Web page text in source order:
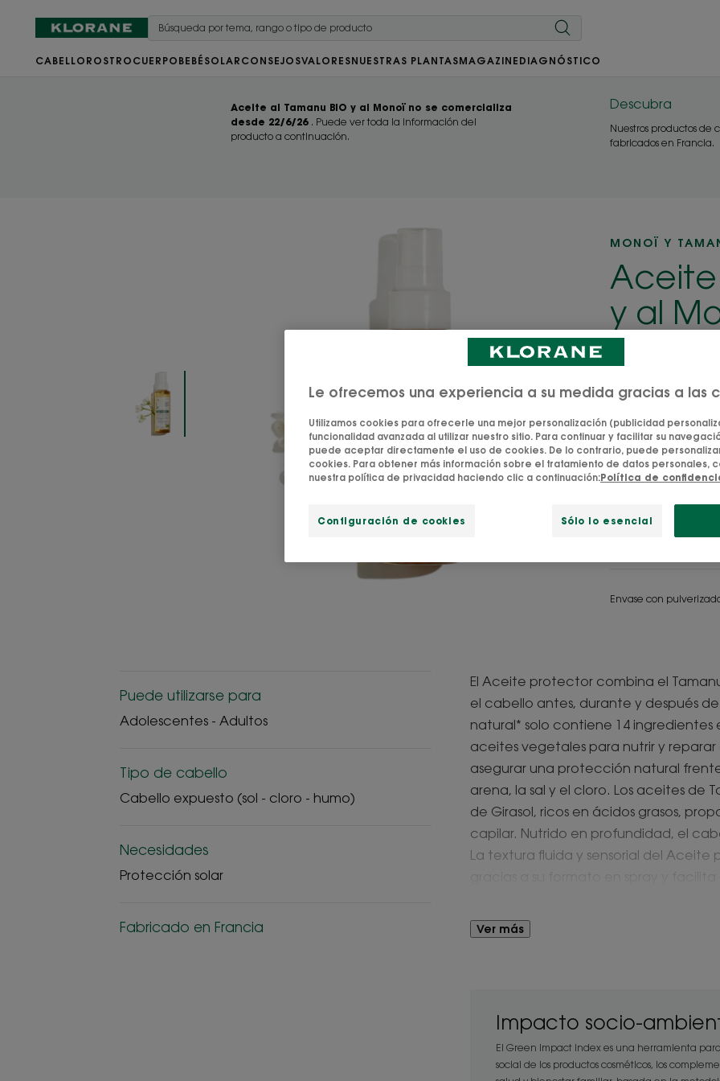
CABELLO ROSTRO CUERPO BEBÉ SOLAR CONSEJOSVALORESNUESTRAS PLANTASMAGAZINE DIAGNÓSTICO
Aceite al Tamanu BIO y al Monoï no se comercializa
desde 22/6/26 . Puede ver toda la información del
producto a continuación.
Descubra
Nuestros productos
fabricados en Francia.
MONOÏ Y
Aceite
y al
Realza el brillo
4.9
/
5
27
El Aceite capilar
nutre, repara y
¡Fórmula
Envase con
Puede utilizarse para
Adolescentes - Adultos
Tipo de cabello
Cabello expuesto (sol - cloro - humo)
Necesidades
Protección solar
Fabricado en Francia
El Aceite protector combina el
el cabello antes, durante y después
natural* solo contiene 14
aceites vegetales para nutrir y
asegurar una protección natural
arena, la sal y el cloro. Los aceites de
de Girasol, ricos en ácidos grasos,
capilar. Nutrido en profundidad, el
La textura fluida y sensorial del
enjuague y resistente al agua. ¡Todo
ecológico para productos
Ver más
Impacto socio-
El Green Impact Index es una herramienta
social de los productos cosméticos, los
Le ofrecemos una experiencia a su medida gracias a las
Utilizamos cookies para ofrecerle una mejor personalización (publicidad
funcionalidad avanzada al utilizar nuestro sitio. Para continuar y facilitar su
puede aceptar directamente el uso de cookies. De lo contrario, puede
cookies. Para obtener más información sobre el tratamiento de datos personales,
nuestra política de privacidad haciendo clic a continuación:Política de
Configuración de cookies Sólo lo esencial